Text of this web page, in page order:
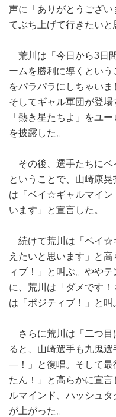
声に「ありがとうござ
てぶち上げて行きたいと
荒川は「今日から3日
ームを勝利に導くとい
をパラパラにしちゃいま
そしてギャル軍団が登
「熱き星たちよ」をユ
を披露した。
その後、選手たちにベ
ということで、山崎康晃
は「ベイ☆ギャルマイン
います」と宣言した。
続けて荒川は「ベイ☆
えたいと思います」と
ィブ！」と叫ぶ。やや
に、荒川は「ダメです
は「ポジティブ！」と叫
さらに荒川は「二つ目
ると、山崎選手も九鬼
―！」と復唱。そして最
たん！」と高らかに宣
ルマインド、ハッシュ
が上がった。